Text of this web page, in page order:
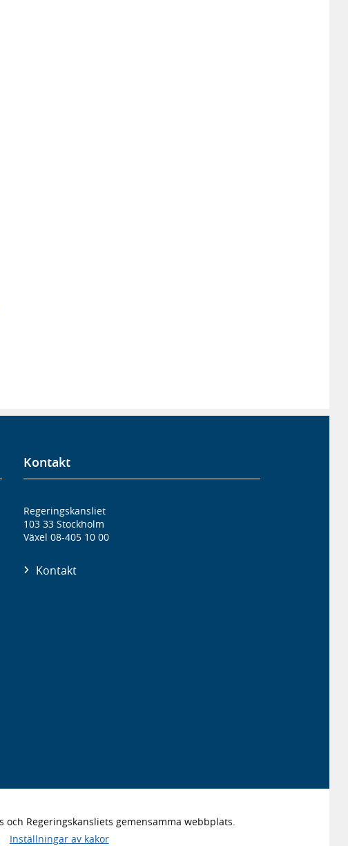
Kontakt
Regeringskansliet
103 33 Stockholm
Växel 08-405 10 00
Kontakt
och Regeringskansliets gemensamma webbplats.
Inställningar av kakor